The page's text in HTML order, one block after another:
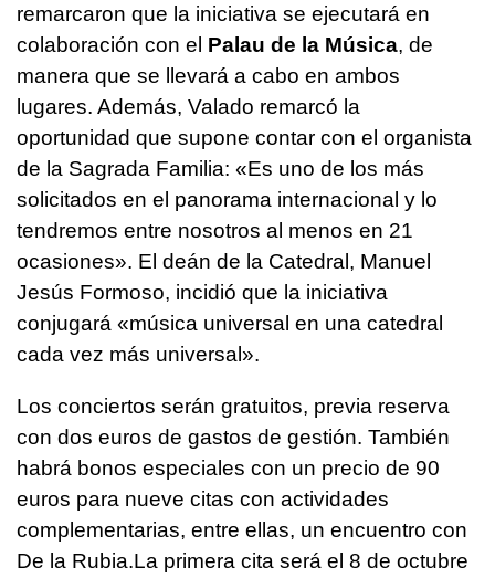
remarcaron que la iniciativa se ejecutará en
colaboración con el Palau de la Música, de
manera que se llevará a cabo en ambos
lugares. Además, Valado remarcó la
oportunidad que supone contar con el organista
de la Sagrada Familia: «Es uno de los más
solicitados en el panorama internacional y lo
tendremos entre nosotros al menos en 21
ocasiones». El deán de la Catedral, Manuel
Jesús Formoso, incidió que la iniciativa
conjugará «música universal en una catedral
cada vez más universal».
Los conciertos serán gratuitos, previa reserva
con dos euros de gastos de gestión. También
habrá bonos especiales con un precio de 90
euros para nueve citas con actividades
complementarias, entre ellas, un encuentro con
De la Rubia.La primera cita será el 8 de octubre